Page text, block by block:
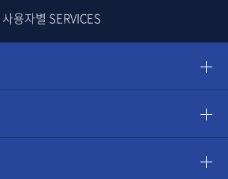
사용자별 SERVICES